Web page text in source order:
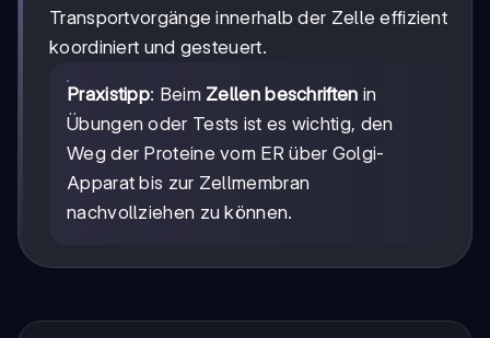
Transportvorgänge innerhalb der Zelle effizient
koordiniert und gesteuert.
Praxistipp: Beim Zellen beschriften in
Übungen oder Tests ist es wichtig, den
Weg der Proteine vom ER über Golgi-
Apparat bis zur Zellmembran
nachvollziehen zu können.